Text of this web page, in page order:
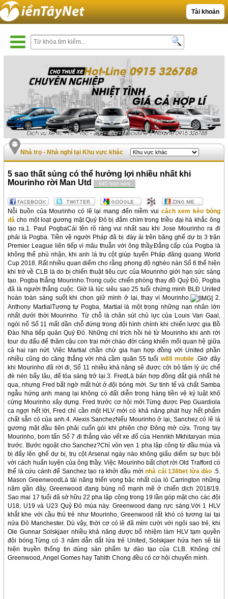
Tài khoản
Nhà trọ - Nhà nghỉ tại Khu vực khác
5 sao thất sủng có thể hưởng lợi nhiều nhất khi
Mourinho rời Man Utd
945 lượt xem
Nỗi buồn của Mourinho có lẽ lại mang đến niềm vui cách xem kèo bóng
đá cho một loạt gương mặt Quỷ Đỏ bị đắm chìm trong triều đại hà khắc ông
tạo ra.1. Paul PogbaCái tên rõ ràng vui nhất sau khi Jose Mourinho ra đi
phải là Pogba. Tiền vệ người Pháp đã bị đày ải trên băng ghế dự bị 3 trận
Premier League liên tiếp vì mâu thuẫn với ông thầy.Đẳng cấp của Pogba là
không thể phủ nhận, khi anh là trụ cột giúp tuyển Pháp đăng quang World
Cup 2018. Rất nhiều quan diểm cho rằng phong độ nghèo nàn Số 6 thể hiện
khi trở về CLB là do bị chiến thuật tiêu cực của Mourinho giới hạn sức sáng
tạo. Pogba thắng Mourinho.Trong cuộc chiến phòng thay đồ Quỷ Đỏ, Pogba
đã là người thắng cuộc. Giờ là lúc siêu sao 25 tuổi chứng minh BLĐ United
hoàn toàn sáng suốt khi chọn giữ mình ở lại, thay vì Mourinho.
2.
Anthony MartialTương tự Pogba, Martial là một trong những nạn nhân lớn
nhất dưới thời Mourinho. Từ chỗ là chân sút chủ lực của Louis Van Gaal,
ngòi nổ Số 11 mất dần chỗ đứng trong đội hình chính khi chiến lược gia Bồ
Đào Nha tiếp quản Quỷ Đỏ. Những chỉ trích hồi hè từ Mourinho khi anh rời
tour du đấu để thăm cậu con trai mới chào đời càng khiến mối quan hệ giữa
cả hai rạn nứt. Việc Martial chần chừ gia hạn hợp đồng với United phần
nhiều cũng do căng thẳng với nhà cầm quân 55 tuổi w88 mobile .Giờ đây
khi Mourinho đã rời đi, Số 11 nhiều khả năng sẽ được cởi bỏ tâm lý ức chế
đè nén bấy lâu, để tỏa sáng trở lại.3. FredLà bản hợp đồng đắt giá nhất hè
qua, nhưng Fred bất ngờ mất hút ở đội bóng mới. Sự tinh tế và chất Samba
ngẫu hứng anh mang lại không có đất diễn trong hàng tiền vệ kỷ luật khô
cứng Mourinho xây dựng. Fred trước cơ hội mới.Từng được Pep Guardiola
ca ngợi hết lời, Fred chỉ cần một HLV mới có khả năng phát huy hết phẩm
chất sẵn có của anh.4. Alexis SanchezNếu Mourinho ở lại, Sanchez có lẽ là
gương mặt đầu tiên phải cuốn gói khi phiên chợ Đông mở cửa. Trong tay
Mourinho, bom tấn Số 7 đi thẳng vào vết xe đổ của Henrikh Mkhitaryan mùa
trước. Bước ngoặt cho Sanchez?Chỉ vỏn vẹn 1 pha lập công từ đầu mùa và
bị đẩy lên ghế dự bị, trụ cột Arsenal ngày nào không giấu diếm sự bực bội
với cách huấn luyện của ông thầy. Việc Mourinho bất chợt rời Old Trafford có
thể là cứu cánh để Sanchez tạo ra khởi đầu mớinhà cái 138bet lừa đảo .5.
Mason GreenwoodLà tài năng triển vọng bậc nhất của lò Carrington những
năm gần đây, Greenwood đang bùng nổ mạnh mẽ ở chiến dịch 2018/19.
Sao mai 17 tuổi đã sở hữu 22 pha lập công trong 19 lần góp mặt cho các đội
U18, U19 và U23 Quỷ Đỏ mùa này. Greenwood đang rực sáng.Với 1 HLV
khắt khe với cầu thủ trẻ như Mourinho, Greenwood rất khó có tương lai tại
nửa Đỏ Manchester. Dù vậy, thời cơ có lẽ đã mỉm cười với ngôi sao trẻ, khi
Ole Gunnar Solskjaer nhiều khả năng được bổ nhiệm làm HLV tạm quyền
đội bóng.Từng có 3 năm dẫn dắt lứa trẻ United, Solskjaer hứa hẹn sẽ tái
hiện truyền thống tin dùng sản phẩm tự đào tạo của CLB. Không chỉ
Greenwood, Angel Gomes hay Tahith Chong đều có cơ hội chuyển mình.